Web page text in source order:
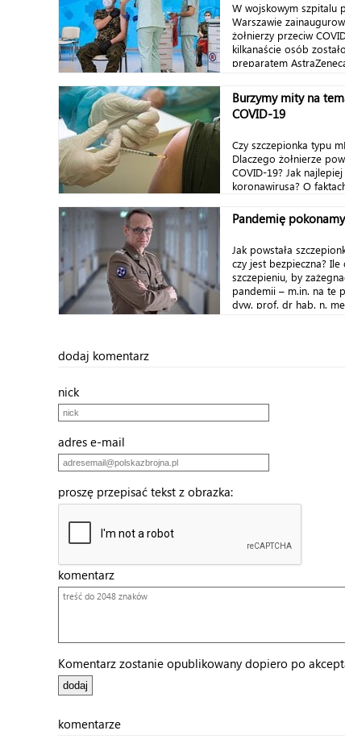
W wojskowym szpitalu
Warszawie
żołnierzy przeciw
kilkanaście osób
preparatem
Burzymy mity na
COVID-19
Czy szczepionka typu
Dlaczego żołnierze
COVID-19? Jak
koronawirusa? O
Pandemię
Jak powstała
czy jest bezpieczna?
szczepieniu, by
pandemii – m.in. na te
dyw. prof. dr hab. n.
dodaj komentarz
nick
adres e-mail
proszę przepisać tekst z obrazka:
komentarz
Komentarz zostanie opublikowany dopiero po
komentarze